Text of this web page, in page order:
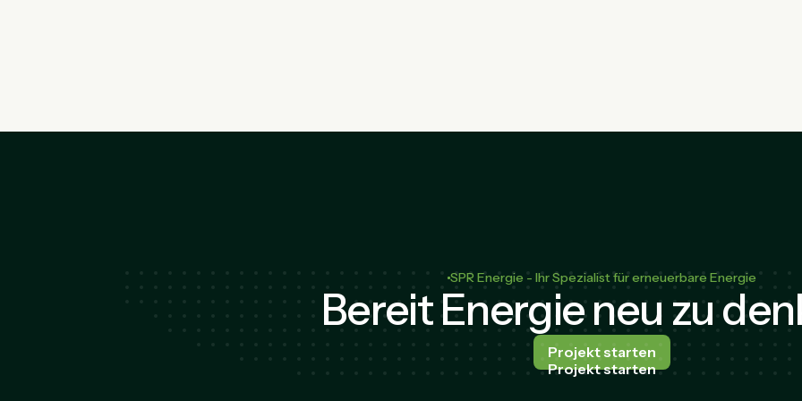
SPR Energie - Ihr Spezialist für erneuerbare Energie
Bereit Energie neu zu
Projekt starten
Projekt starten